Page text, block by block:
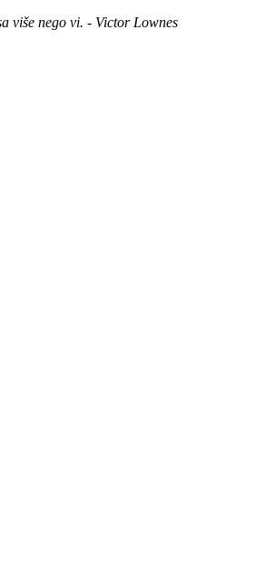
više nego vi. - Victor Lownes